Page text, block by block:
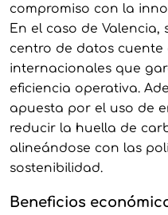
compromiso con la
En el caso de Valencia,
centro de datos cuente
internacionales que
eficiencia operativa.
apuesta por el uso de
reducir la huella de
alineándose con las
sostenibilidad.
Beneficios